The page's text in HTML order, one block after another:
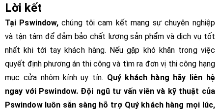
Lời kết
Tại Pswindow, chúng tôi cam kết mang sự chuyên nghiệp
và tận tâm để đảm bảo chất lượng sản phẩm và dịch vụ tốt
nhất khi tới tay khách hàng. Nếu gặp khó khăn trong việc
quyết định phương án thi công và tìm ra đơn vị thi công hạng
mục cửa nhôm kính uy tín. Quý khách hàng hãy liên hệ
ngay với Pswindow. Đội ngũ tư vấn viên và kỹ thuật của
Pswindow luôn sẵn sàng hỗ trợ Quý khách hàng mọi lúc,